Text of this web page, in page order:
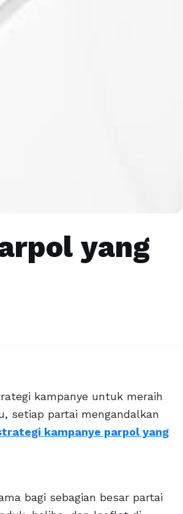
yang
kampanye untuk meraih
setiap partai mengandalkan
kampanye parpol yang
bagi sebagian besar partai